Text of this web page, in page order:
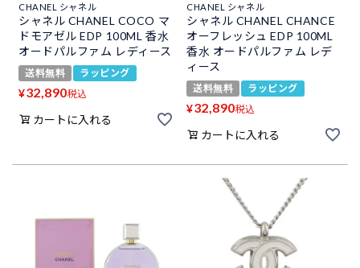
CHANEL シャネル
シャネル CHANEL COCO マ
ドモアゼル EDP 100ML 香水
オードパルファム レディース
送料無料 ラッピング
¥32,890税込
カートに入れる
CHANEL シャネル
シャネル CHANEL CHANCE
オーフレッシュ EDP 100ML
香水 オードパルファム レデ
ィース
送料無料 ラッピング
¥32,890税込
カートに入れる